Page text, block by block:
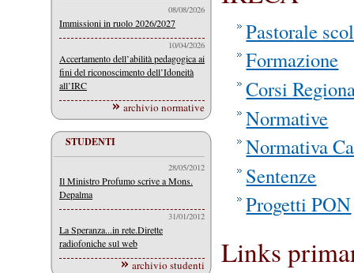
08/08/2026
Immissioni in ruolo 2026/2027
10/04/2026
Accertamento dell’abilità pedagogica ai
fini del riconoscimento dell’Idoneità
all’IRC
archivio normative
STUDENTI
28/05/2012
Il Ministro Profumo scrive a Mons.
Depalma
31/01/2012
La Speranza...in rete.Dirette
radiofoniche sul web
archivio studenti
Pastorale
Formazione
Corsi
Normative
Normativa
Sentenze
Progetti PON
Links